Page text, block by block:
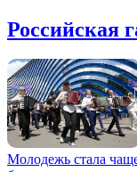
Российская
Молодежь стала